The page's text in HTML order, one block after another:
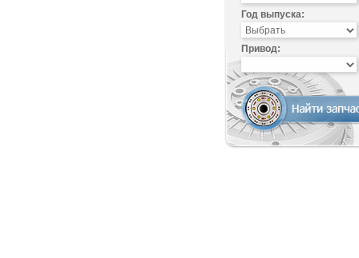
Год выпуска:
Привод: